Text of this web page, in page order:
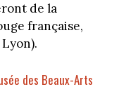
de la
française,
des Beaux-Arts